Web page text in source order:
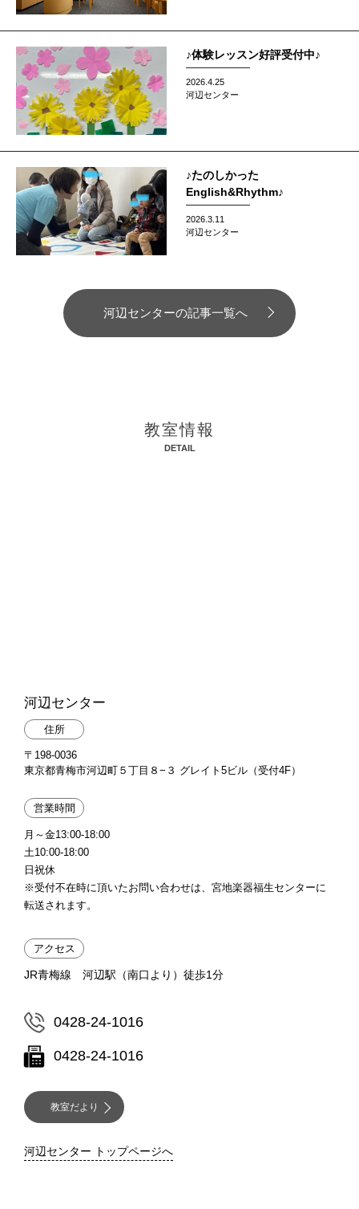
♪体験レッスン好評受付中♪
2026.4.25
河辺センター
♪たのしかった
English&Rhythm♪
2026.3.11
河辺センター
河辺センターの記事一覧へ
教室情報
DETAIL
河辺センター
住所
〒198-0036
東京都青梅市河辺町５丁目８−３ グレイト5ビル（受付4F）
営業時間
月～金13:00-18:00
土10:00-18:00
日祝休
※受付不在時に頂いたお問い合わせは、宮地楽器福生センターに
転送されます。
アクセス
JR青梅線 河辺駅（南口より）徒歩1分
0428-24-1016
0428-24-1016
教室だより
河辺センター トップページへ